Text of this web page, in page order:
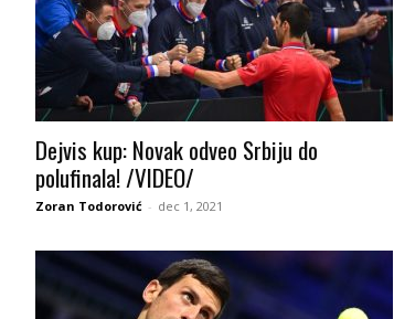
Dejvis kup: Novak odveo Srbiju do
polufinala! /VIDEO/
Zoran Todorović - dec 1, 2021